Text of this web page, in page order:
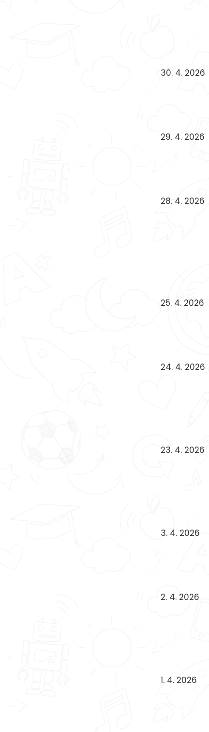
30. 4. 2026
29. 4. 2026
28. 4. 2026
25. 4. 2026
24. 4. 2026
23. 4. 2026
3. 4. 2026
2. 4. 2026
1. 4. 2026